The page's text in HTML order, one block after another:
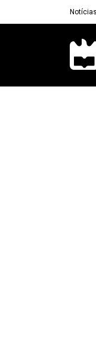
Notícias
Navegação